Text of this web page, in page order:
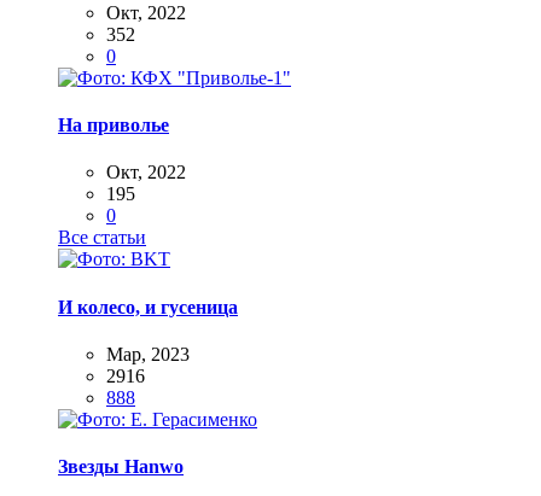
Окт, 2022
352
0
На приволье
Окт, 2022
195
0
Все статьи
И колесо, и гусеница
Мар, 2023
2916
888
Звезды Hanwo